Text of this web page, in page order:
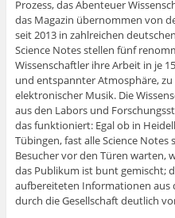
Prozess, das Abenteuer
das Magazin übernommen von
seit 2013 in zahlreichen
Science Notes stellen fünf
Wissenschaftler ihre Arbeit in je
und entspannter Atmosphäre,
elektronischer Musik. Die
aus den Labors und
das funktioniert: Egal ob in
Tübingen, fast alle Science
Besucher vor den Türen warten,
das Publikum ist bunt gemischt;
aufbereiteten Informationen aus
durch die Gesellschaft deutlich